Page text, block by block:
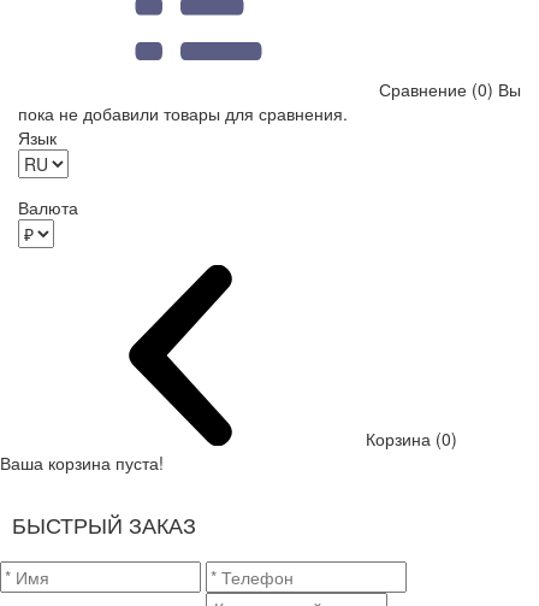
Сравнение (0) Вы
пока не добавили товары для сравнения.
Язык
Валюта
Корзина (0)
Ваша корзина пуста!
БЫСТРЫЙ ЗАКАЗ